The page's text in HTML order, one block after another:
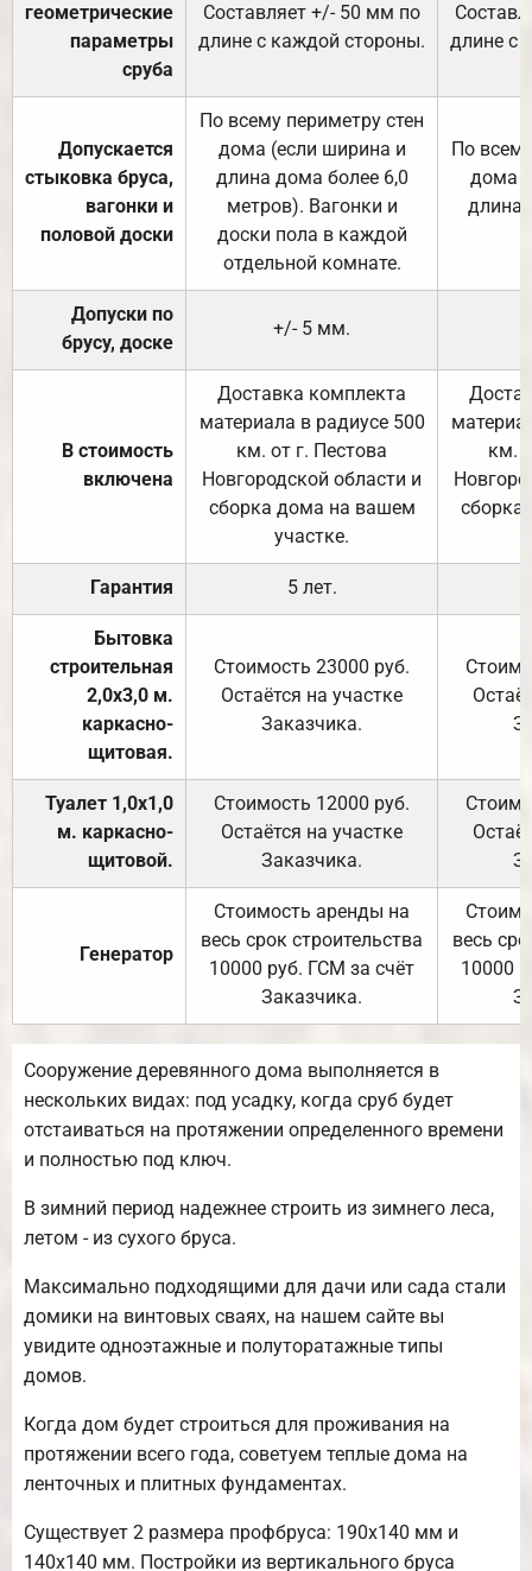
геометрические
параметры
сруба
Составляет +/- 50 мм по
длине с каждой стороны.
длине с
Допускается
стыковка бруса,
вагонки и
половой доски
По всему периметру стен
дома (если ширина и
длина дома более 6,0
метров). Вагонки и
доски пола в каждой
отдельной комнате.
По
дома
длина
Допуски по
брусу, доске
+/- 5 мм.
В стоимость
включена
Доставка комплекта
материала в радиусе 500
км. от г. Пестова
Новгородской области и
сборка дома на вашем
участке.
км.
Гарантия 5 лет.
Бытовка
строительная
2,0х3,0 м.
каркасно-
щитовая.
Стоимость 23000 руб.
Остаётся на участке
Заказчика.
Туалет 1,0х1,0
м. каркасно-
щитовой.
Стоимость 12000 руб.
Остаётся на участке
Заказчика.
Генератор
Стоимость аренды на
весь срок строительства
10000 руб. ГСМ за счёт
Заказчика.
весь
10000
Сооружение деревянного дома выполняется в
нескольких видах: под усадку, когда сруб будет
отстаиваться на протяжении определенного времени
и полностью под ключ.
В зимний период надежнее строить из зимнего леса,
летом - из сухого бруса.
Максимально подходящими для дачи или сада стали
домики на винтовых сваях, на нашем сайте вы
увидите одноэтажные и полуторатажные типы
домов.
Когда дом будет строиться для проживания на
протяжении всего года, советуем теплые дома на
ленточных и плитных фундаментах.
Существует 2 размера профбруса: 190х140 мм и
140х140 мм. Постройки из вертикального бруса